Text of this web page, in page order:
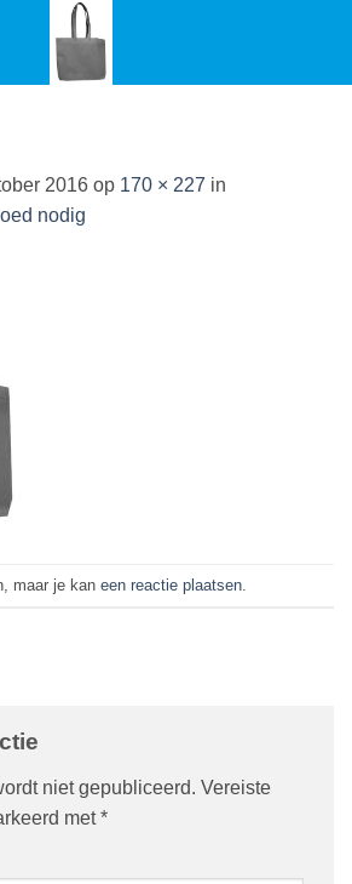
2016 op 170 × 227 in
nodig
maar je kan een reactie plaatsen
niet gepubliceerd. Vereiste
met*